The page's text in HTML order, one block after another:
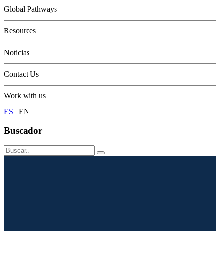
Youth
Adults
Seniors
Conservation
Global Pathways
Resources
Noticias
Contact Us
Work with us
ES | EN
Buscador